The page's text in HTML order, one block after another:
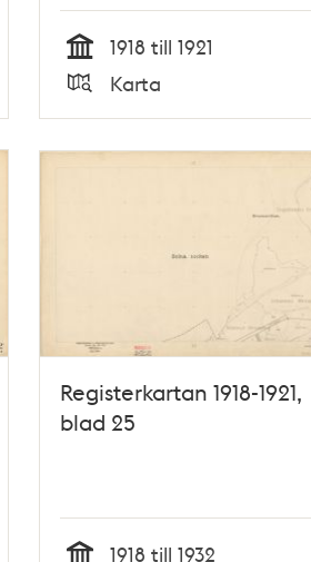
Tid
1918 till 1921
Typ
Karta
Registerkartan 1918-1921,
blad 25
1918 till 1932